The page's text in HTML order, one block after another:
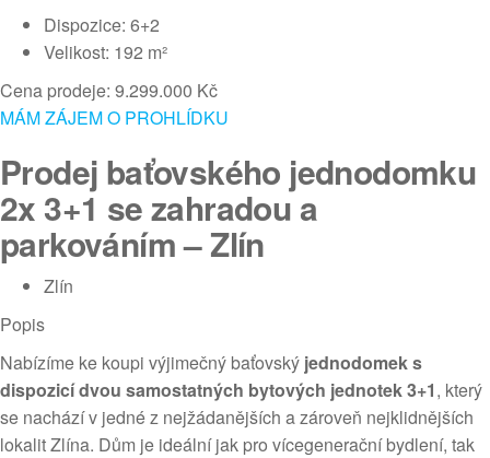
Dispozice: 6+2
Velikost: 192 m²
Cena prodeje: 9.299.000 Kč
MÁM ZÁJEM O PROHLÍDKU
Prodej baťovského jednodomku
2x 3+1 se zahradou a
parkováním – Zlín
Zlín
Popis
Nabízíme ke koupi výjimečný baťovský jednodomek s
dispozicí dvou samostatných bytových jednotek 3+1, který
se nachází v jedné z nejžádanějších a zároveň nejklidnějších
lokalit Zlína. Dům je ideální jak pro vícegenerační bydlení, tak